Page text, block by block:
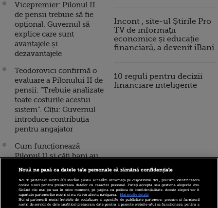
Vicepremier: Pilonul II
de pensii trebuie să fie
opțional. Guvernul să
explice care sunt
avantajele și
dezavantajele
Teodorovici confirmă o
evaluare a Pilonului II de
pensii: ”Trebuie analizate
toate costurile acestui
sistem”. Cîțu: Guvernul
introduce contribuția
pentru angajator
Cum funcționează
Pilonul II și câți bani au
strâns românii în fonduri
vrea statul banii din
pensiile administrate
privat
Incont , site-ul Știrile Pro
TV de informații
economice și educație
financiară, a devenit iBani
10 reguli pentru decizii
financiare inteligente
Nouă ne pasă ca datele tale personale să rămână confidențiale
Noi și partenerii noștri201stocăm și/sau accesăm informații pe dispozitivul dvs., precum identificatorii
cookie unici pentru prelucrarea datelor cu caracter personal. Puteți accepta sau gestiona alegerile dvs.
făcând clic mai jos sau în orice moment, pe pagina cu politica de confidențialitate. Aceste alegeri vor fi
raportate partenerilor noștri și nu vă vor afecta navigarea.
Mai multe detalii
Noi si partenerii nostri (retelele de socializare si agentiile de publicitate partenere, precum si furnizorii
nostri de servicii de date analitice) prelucram date pentru a permite website-ului sa functioneze, pentru a